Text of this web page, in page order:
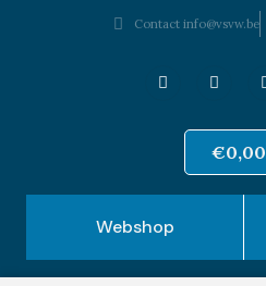
Contact info@vsvw.be
€0,00
Webshop